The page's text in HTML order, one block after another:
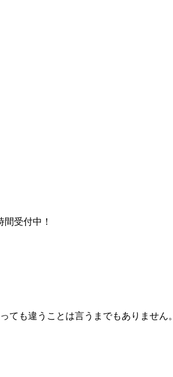
受付中！
ても違うことは言うまでもありません